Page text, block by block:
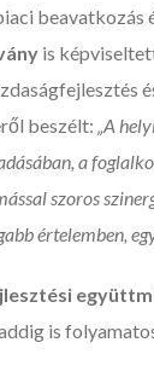
beavatkozás
is
beszélt: „A
a
szoros
értelemben,
is